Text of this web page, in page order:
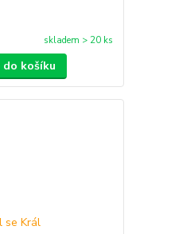
skladem > 20 ks
košíku